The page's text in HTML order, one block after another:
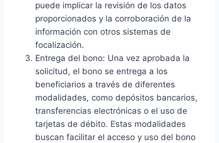
puede implicar la revisión de los datos
proporcionados y la corroboración de la
información con otros sistemas de
focalización.
Entrega del bono: Una vez aprobada la
solicitud, el bono se entrega a los
beneficiarios a través de diferentes
modalidades, como depósitos bancarios,
transferencias electrónicas o el uso de
tarjetas de débito. Estas modalidades
buscan facilitar el acceso y uso del bono